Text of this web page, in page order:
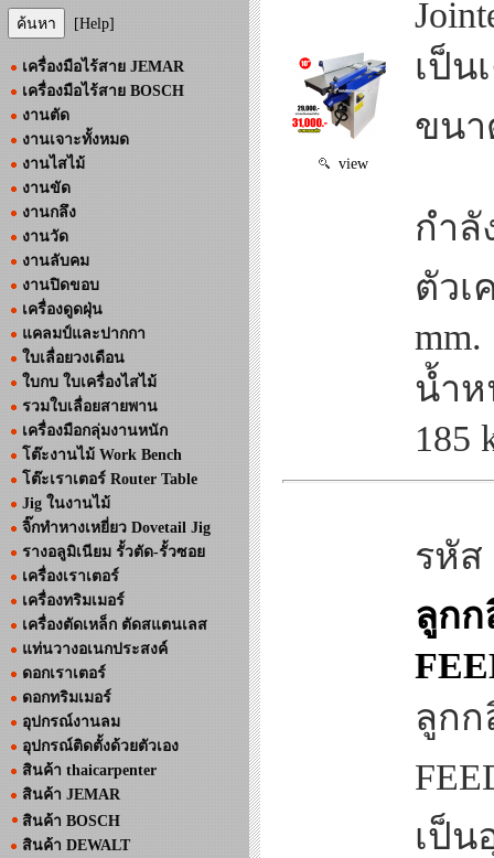
[Help]
เครื่องมือไร้สาย JEMAR
เครื่องมือไร้สาย BOSCH
งานตัด
งานเจาะทั้งหมด
งานไสไม้
งานขัด
งานกลึง
งานวัด
งานลับคม
งานปิดขอบ
เครื่องดูดฝุ่น
แคลมป์และปากกา
ใบเลื่อยวงเดือน
ใบกบ ใบเครื่องไสไม้
รวมใบเลื่อยสายพาน
เครื่องมือกลุ่มงานหนัก
โต๊ะงานไม้ Work Bench
โต๊ะเราเตอร์ Router Table
Jig ในงานไม้
จิ๊กทำหางเหยี่ยว Dovetail Jig
รางอลูมิเนียม รั้วตัด-รั้วซอย
เครื่องเราเตอร์
เครื่องทริมเมอร์
เครื่องตัดเหล็ก ตัดสแตนเลส
แท่นวางอเนกประสงค์
ดอกเราเตอร์
ดอกทริมเมอร์
อุปกรณ์งานลม
อุปกรณ์ติดตั้งด้วยตัวเอง
สินค้า thaicarpenter
สินค้า JEMAR
สินค้า BOSCH
สินค้า DEWALT
view
เป็น
ขนา
กำลั
ตัวเ
mm.
น้ำห
185
รหัส
ลูกก
ลูกก
เป็น